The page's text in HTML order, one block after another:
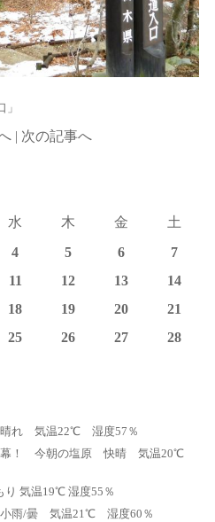
| 次の記事へ
水 木 金
土
4 5 6
7
11 12 13
14
18 19 20
21
25 26 27
28
れ 気温22℃ 湿度57％
幕！ 今朝の塩原 快晴 気温20℃
り 気温19℃ 湿度55％
雨/曇 気温21℃ 湿度60％